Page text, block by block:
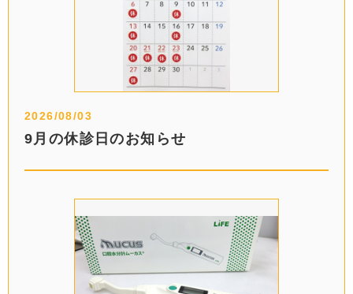
2026/08/03
9月の休診日のお知らせ